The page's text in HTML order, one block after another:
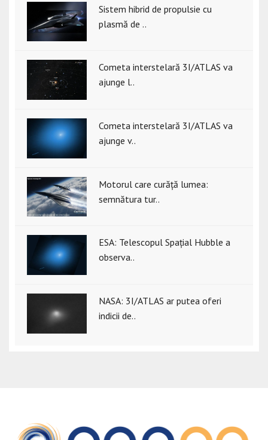
Sistem hibrid de propulsie cu
plasmă de ..
Cometa interstelară 3I/ATLAS va
ajunge l..
Cometa interstelară 3I/ATLAS va
ajunge v..
Motorul care curăță lumea:
semnătura tur..
ESA: Telescopul Spațial Hubble a
observa..
NASA: 3I/ATLAS ar putea oferi
indicii de..